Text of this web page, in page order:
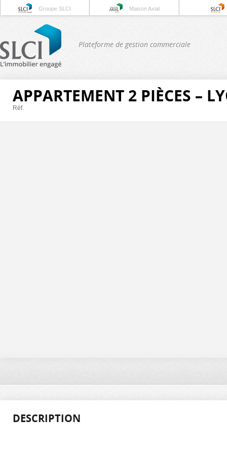
Groupe SLCI Maison Axial
Plateforme de gestion commerciale
APPARTEMENT 2 PIÈCES –
Réf.
DESCRIPTION